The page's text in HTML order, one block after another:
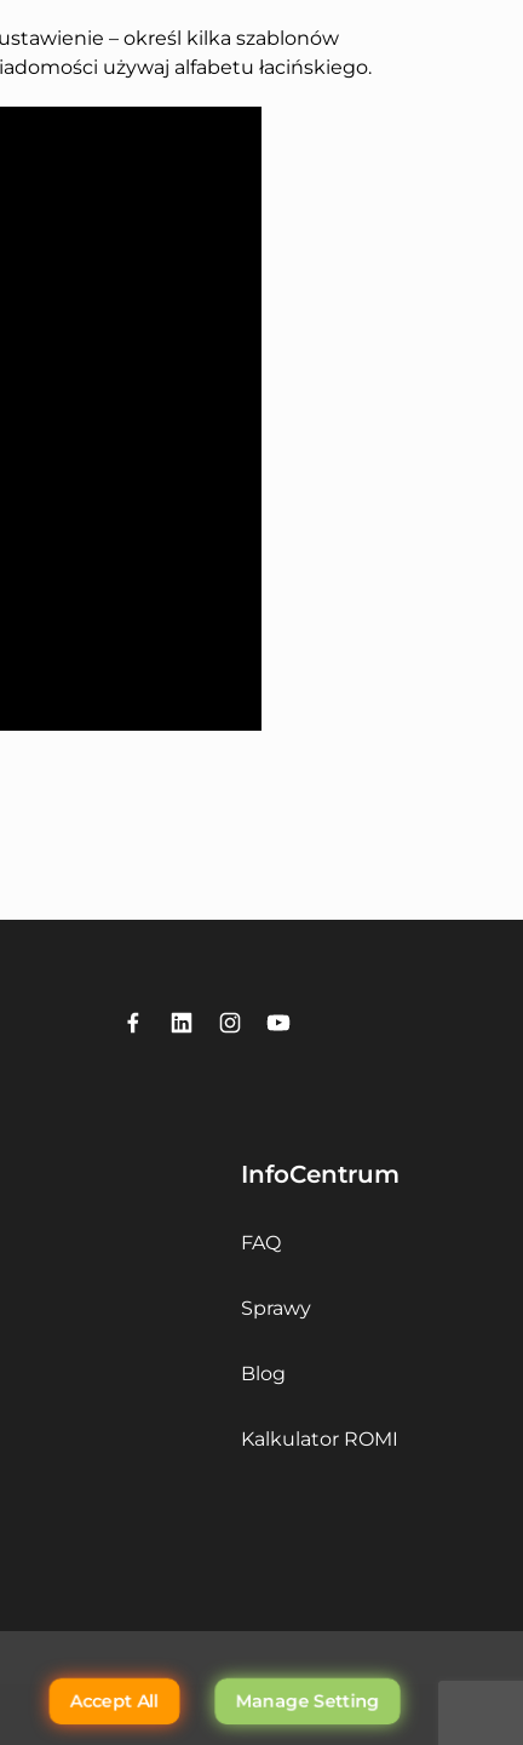
– określ kilka szablonów
używaj alfabetu łacińskiego.
InfoCentrum
FAQ
Sprawy
Blog
Kalkulator ROMI
Accept All Manage Setting